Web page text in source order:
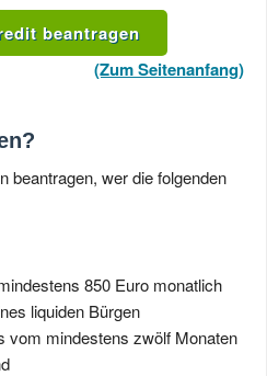
Ratenkredit beantragen
(Zum Seitenanfang)
beantragen, wer die folgenden
850 Euro monatlich
liquiden Bürgen
vom mindestens zwölf Monaten